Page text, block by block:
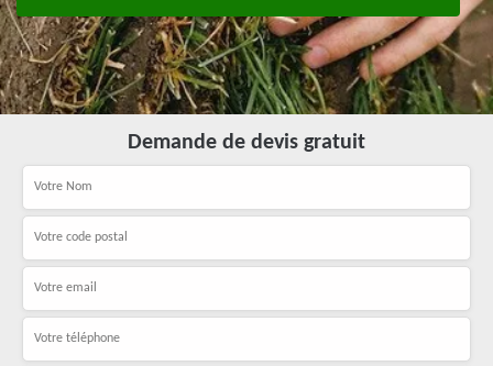
Demande de devis gratuit